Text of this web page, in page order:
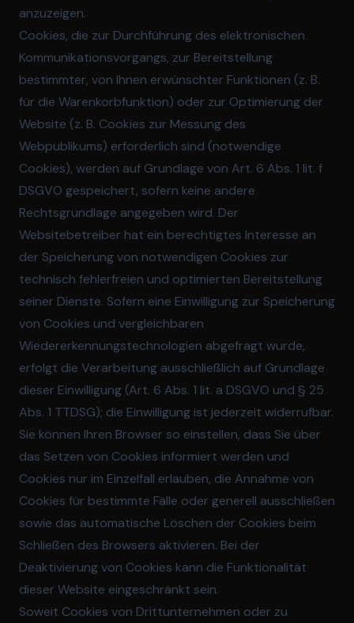
anzuzeigen.
Cookies, die zur Durchführung des elektronischen
Kommunikationsvorgangs, zur Bereitstellung
bestimmter, von Ihnen erwünschter Funktionen (z. B.
für die Warenkorbfunktion) oder zur Optimierung der
Website (z. B. Cookies zur Messung des
Webpublikums) erforderlich sind (notwendige
Cookies), werden auf Grundlage von Art. 6 Abs. 1 lit. f
DSGVO gespeichert, sofern keine andere
Rechtsgrundlage angegeben wird. Der
Websitebetreiber hat ein berechtigtes Interesse an
der Speicherung von notwendigen Cookies zur
technisch fehlerfreien und optimierten Bereitstellung
seiner Dienste. Sofern eine Einwilligung zur Speicherung
von Cookies und vergleichbaren
Wiedererkennungstechnologien abgefragt wurde,
erfolgt die Verarbeitung ausschließlich auf Grundlage
dieser Einwilligung (Art. 6 Abs. 1 lit. a DSGVO und § 25
Abs. 1 TTDSG); die Einwilligung ist jederzeit widerrufbar.
Sie können Ihren Browser so einstellen, dass Sie über
das Setzen von Cookies informiert werden und
Cookies nur im Einzelfall erlauben, die Annahme von
Cookies für bestimmte Fälle oder generell ausschließen
sowie das automatische Löschen der Cookies beim
Schließen des Browsers aktivieren. Bei der
Deaktivierung von Cookies kann die Funktionalität
dieser Website eingeschränkt sein.
Soweit Cookies von Drittunternehmen oder zu